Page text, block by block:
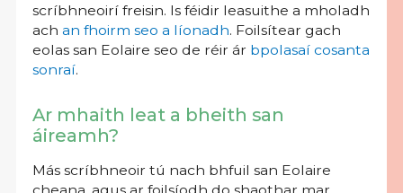
scríbhneoirí freisin. Is féidir leasuithe a mholadh
ach an fhoirm seo a líonadh. Foilsítear gach
eolas san Eolaire seo de réir ár bpolasaí cosanta
sonraí.
Ar mhaith leat a bheith san
áireamh?
Más scríbhneoir tú nach bhfuil san Eolaire